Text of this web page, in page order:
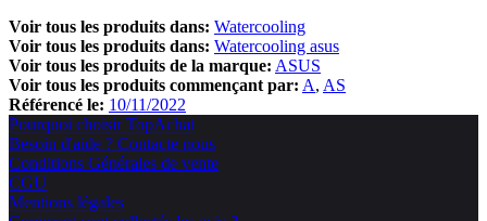
Voir tous les produits dans: Watercooling
Voir tous les produits dans: Watercooling asus
Voir tous les produits de la marque: ASUS
Voir tous les produits commençant par: A AS
Référencé le: 10/11/2022
Pourquoi choisir TopAchat
Besoin d'aide ? Contacte nous
Conditions Générales de vente
CGU
Mentions légales